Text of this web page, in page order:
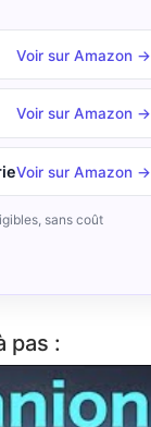
Voir sur Amazon →
Voir sur Amazon →
Voir sur Amazon →
sans coût
pas :